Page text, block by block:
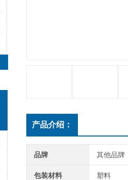
产品介绍：
品牌 其他品牌
包装材料 塑料